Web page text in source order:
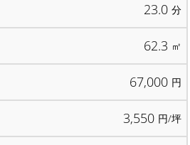
23.0 分
62.3 ㎡
67,000 円
3,550 円/坪